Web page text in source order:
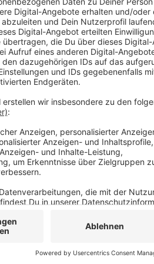
Zum ersten Mal wurde sie
Wartezimmer und die damit
nichts geändert, und jetzt zum
Ab morgen können Eltern
Vereinigung Nordrhein
der KVNO. Ärzte klären dann
Praxis muss oder einfach so